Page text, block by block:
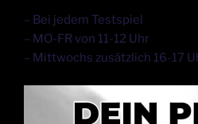
– Bei jedem Testspiel
– MO-FR von 11-12 Uhr
– Mittwochs zusätzlich 16-17